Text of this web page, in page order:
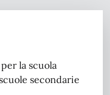
la scuola
secondarie